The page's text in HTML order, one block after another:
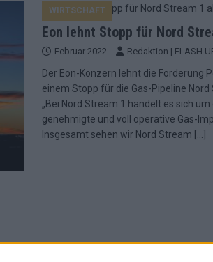
WIRTSCHAFT
Eon lehnt Stopp für Nord
Februar 2022 Redaktion | FLASH
Der Eon-Konzern lehnt die Forderung
einem Stopp für die Gas-Pipeline Nord
„Bei Nord Stream 1 handelt es sich um
genehmigte und voll operative Gas-
Insgesamt sehen wir Nord Stream